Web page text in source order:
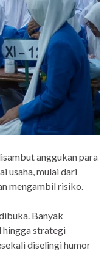
anggukan para
usaha, mulai dari
mengambil risiko.
Banyak
hingga strategi
diselingi humor